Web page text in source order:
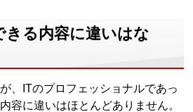
きる内容に違いはな
、ITのプロフェッショナルであっ
容に違いはほとんどありません。